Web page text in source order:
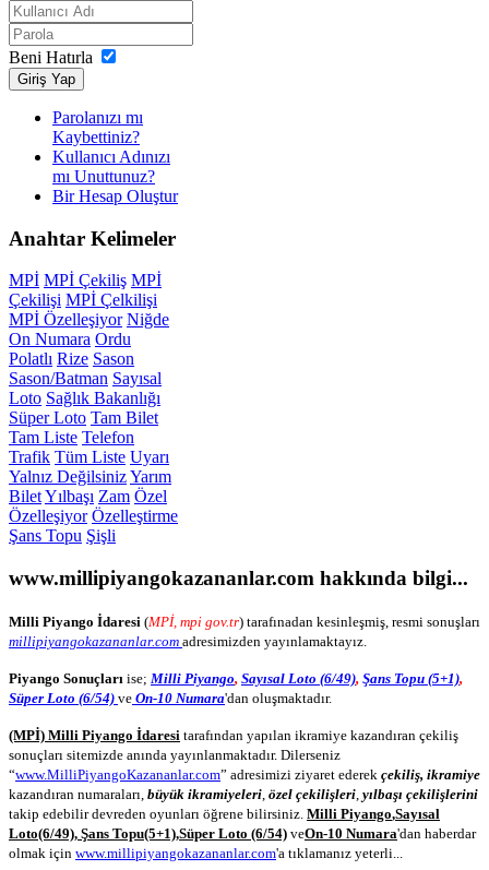
Beni Hatırla
Giriş Yap
Parolanızı mı
Kaybettiniz?
Kullanıcı Adınızı
mı Unuttunuz?
Bir Hesap Oluştur
Anahtar Kelimeler
MPİ MPİ Çekiliş MPİ
Çekilişi MPİ Çelkilişi
MPİ Özelleşiyor Niğde
On Numara Ordu
Polatlı Rize Sason
Sason/Batman Sayısal
Loto Sağlık Bakanlığı
Süper Loto Tam Bilet
Tam Liste Telefon
Trafik Tüm Liste Uyarı
Yalnız DeğilsinizYarım
BiletYılbaşı Zam Özel
Özelleşiyor Özelleştirme
Şans Topu Şişli
www.millipiyangokazananlar.com hakkında bilgi...
Milli Piyango İdaresi (MPİ, mpi gov.tr) tarafınadan kesinleşmiş, resmi sonuşları
millipiyangokazananlar.com adresimizden yayınlamaktayız.
Piyango Sonuçları ise; Milli Piyango, Sayısal Loto (6/49), Şans Topu (5+1),
Süper Loto (6/54) ve On-10 Numara'dan oluşmaktadır.
(MPİ) Milli Piyango İdaresi tarafından yapılan ikramiye kazandıran çekiliş
sonuçları sitemizde anında yayınlanmaktadır. Dilerseniz
“www.MilliPiyangoKazananlar.com” adresimizi ziyaret ederek çekiliş, ikramiye
kazandıran numaraları, büyük ikramiyeleri özel çekilişleri yılbaşı çekilişlerini
takip edebilir devreden oyunları öğrene bilirsiniz. Milli Piyango,Sayısal
Loto(6/49), Şans Topu(5+1),Süper Loto (6/54) veOn-10 Numara'dan haberdar
olmak için www.millipiyangokazananlar.com'a tıklamanız yeterli...